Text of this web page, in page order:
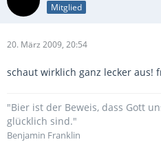
Mitglied
20. März 2009, 20:54
schaut wirklich ganz lecker aus!
"Bier ist der Beweis, dass Gott
glücklich sind."
Benjamin Franklin